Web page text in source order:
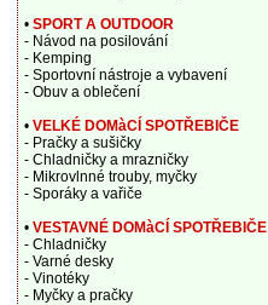
• SPORT A OUTDOOR
- Návod na posilování
- Kemping
- Sportovní nástroje a vybavení
- Obuv a oblečení
• VELKÉ DOMàCÍ SPOTŘEBIČE
- Pračky a sušičky
- Chladničky a mrazničky
- Mikrovlnné trouby, myčky
- Sporáky a vařiče
• VESTAVNÉ DOMàCÍ SPOTŘEBIČE
- Chladničky
- Varné desky
- Vinotéky
- Myčky a pračky